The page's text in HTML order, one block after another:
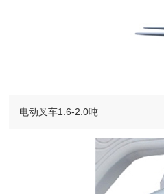
电动叉车1.6-2.0吨